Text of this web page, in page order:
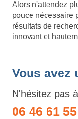
Alors n'attendez
pouce nécessaire
résultats de
innovant et
Vous avez
N'hésitez pas
06 46 61